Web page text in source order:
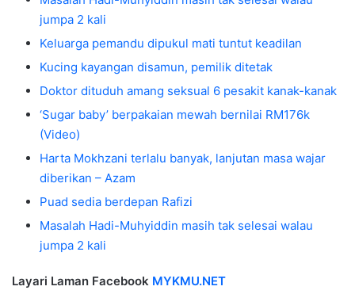
jumpa 2 kali
Keluarga pemandu dipukul mati tuntut keadilan
Kucing kayangan disamun, pemilik ditetak
Doktor dituduh amang seksual 6 pesakit kanak-kanak
‘Sugar baby’ berpakaian mewah bernilai RM176k
(Video)
Harta Mokhzani terlalu banyak, lanjutan masa wajar
diberikan – Azam
Puad sedia berdepan Rafizi
Masalah Hadi-Muhyiddin masih tak selesai walau
jumpa 2 kali
Layari Laman Facebook MYKMU.NET